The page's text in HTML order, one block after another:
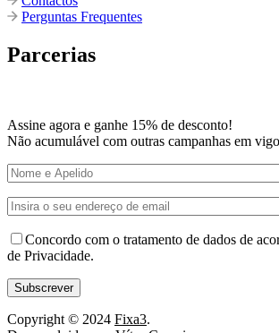
Perguntas Frequentes
Parcerias
Assine agora e ganhe 15% de desconto!
Não acumulável com outras campanhas em
Concordo com o tratamento de dados de
de Privacidade.
Copyright © 2024 Fixa3.